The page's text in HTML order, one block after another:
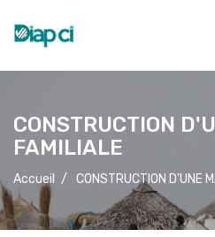
CONSTRUCTION
FAMILIALE
Accueil / CONSTRUCTION D'UNE